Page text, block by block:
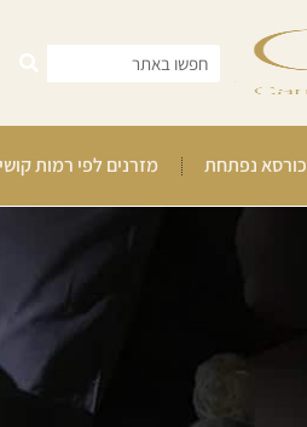
כורסא נפתחת מזרנים לפי רמות קושי